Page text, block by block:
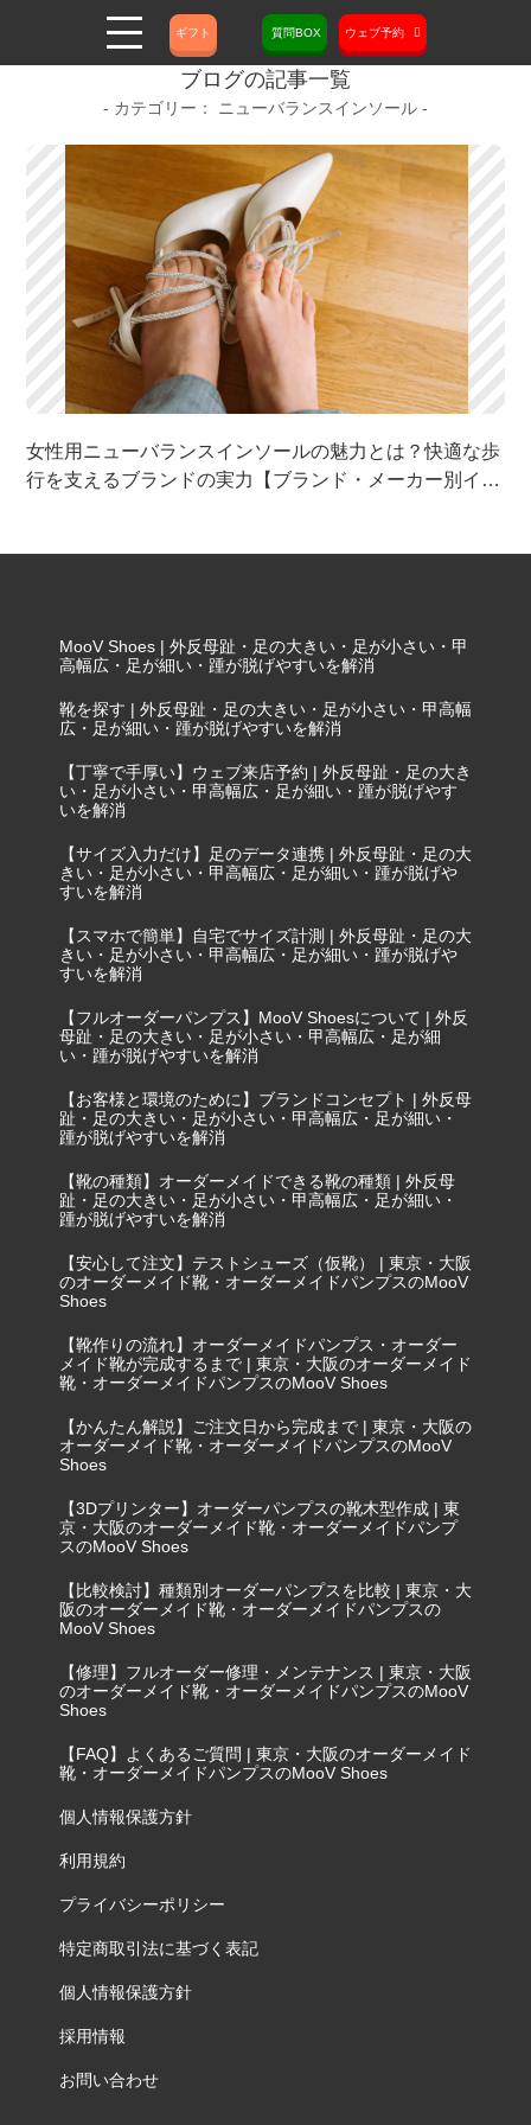
ギフト 質問BOX ウェブ予約
ブログの記事一覧
ニューバランスインソール
女性用ニューバランスインソールの魅力とは？快適な歩
行を支えるブランドの実力【ブランド・メーカー別イン
MooV Shoes | 外反母趾・足の大きい・足が小さい・甲
高幅広・足が細い・踵が脱げやすいを解消
靴を探す | 外反母趾・足の大きい・足が小さい・甲高幅
広・足が細い・踵が脱げやすいを解消
【丁寧で手厚い】ウェブ来店予約 | 外反母趾・足の大き
い・足が小さい・甲高幅広・足が細い・踵が脱げやす
いを解消
【サイズ入力だけ】足のデータ連携 | 外反母趾・足の大
きい・足が小さい・甲高幅広・足が細い・踵が脱げや
すいを解消
【スマホで簡単】自宅でサイズ計測 | 外反母趾・足の大
きい・足が小さい・甲高幅広・足が細い・踵が脱げや
すいを解消
【フルオーダーパンプス】MooV Shoesについて | 外反
母趾・足の大きい・足が小さい・甲高幅広・足が細
い・踵が脱げやすいを解消
【お客様と環境のために】ブランドコンセプト | 外反母
趾・足の大きい・足が小さい・甲高幅広・足が細い・
踵が脱げやすいを解消
【靴の種類】オーダーメイドできる靴の種類 | 外反母
趾・足の大きい・足が小さい・甲高幅広・足が細い・
踵が脱げやすいを解消
【安心して注文】テストシューズ（仮靴） | 東京・大阪
のオーダーメイド靴・オーダーメイドパンプスのMooV
Shoes
【靴作りの流れ】オーダーメイドパンプス・オーダー
メイド靴が完成するまで | 東京・大阪のオーダーメイド
靴・オーダーメイドパンプスのMooV Shoes
【かんたん解説】ご注文日から完成まで | 東京・大阪の
オーダーメイド靴・オーダーメイドパンプスのMooV
Shoes
【3Dプリンター】オーダーパンプスの靴木型作成 | 東
京・大阪のオーダーメイド靴・オーダーメイドパンプ
スのMooV Shoes
【比較検討】種類別オーダーパンプスを比較 | 東京・大
阪のオーダーメイド靴・オーダーメイドパンプスの
MooV Shoes
【修理】フルオーダー修理・メンテナンス | 東京・大阪
のオーダーメイド靴・オーダーメイドパンプスのMooV
Shoes
【FAQ】よくあるご質問 | 東京・大阪のオーダーメイド
靴・オーダーメイドパンプスのMooV Shoes
個人情報保護方針
利用規約
プライバシーポリシー
特定商取引法に基づく表記
個人情報保護方針
採用情報
お問い合わせ